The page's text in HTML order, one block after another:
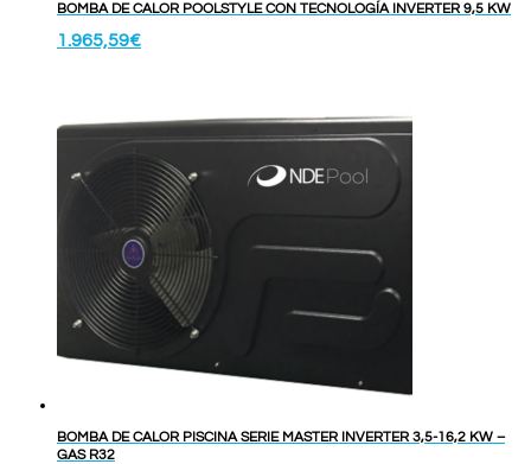
BOMBA DE CALOR POOLSTYLE CON TECNOLOGÍA INVERTER 9,5 KW
1.965,59€
BOMBA DE CALOR PISCINA SERIE MASTER INVERTER 3,5-16,2 KW –
GAS R32